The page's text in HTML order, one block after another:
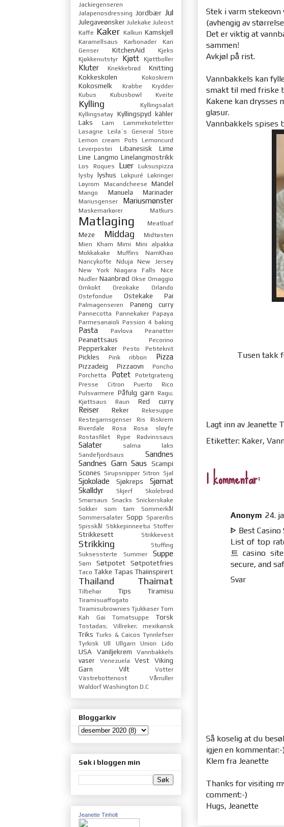
Stek i varm stekeovn
(avhengig av
Det er viktig at
sammen!
Avkjøl på rist.
Vannbakkels kan
smakt til med friske
Kakene kan drysses
glasur.
Vannbakkels spises
Tusen takk
Lagt inn avJeanette
Etiketter: Kaker,
1 kommentar:
Anonym 24.
ᐈ Best Casino
List of top
트 casino
secure, and
Svar
Så koselig at du
igjen en kommentar:-
Klem fra Jeanette
Thanks for visiting
comment:-)
Hugs, Jeanette
Jackiegenseren
Jalapenosdressing
Jordbær Jul
Julegaveønsker Julekake Juleost
Kaffe Kaker Kalkun Kamskjell
Karamellsaus Karbonader
Kari
Genser
KitchenAid
Kjeks
Kjøkkenutstyr
Kjøtt Kjøttboller
Kluter Knekkebrød
Knitting
Kokkeskolen
Kokoskrem
Kokosmelk Krabbe
Krydder
Kubus
Kubusbowl Kveite
Kylling
Kyllingsalat
Kyllingsatay Kyllingspyd kähler
Laks
Lam
Lammekoteletter
Lasagne
Leila´s General Store
Lemon cream Pots
Lemoncurd
Leverpostei
Libanesisk
Lime
Line Langmo Linelangmostrikk
Los Roques Luer
Luksuspizza
lysby lyshus Løkpuré
Løkringer
Løyrom
Macandcheese Mandel
Mango Manuela Marinader
Mariusgenser Mariusmønster
Maskemarkører Matkurs
Matlaging Meatloaf
Meze Middag
Midtøsten
Mien Kham
Mimi
Mini alpakka
Mokkakake
Muffins
NamKhao
Nancykofte
Nduja
New Jersey
New York
Niagara Falls
Nice
Nudler Naanbrød Okse Omaggio
Omkokt
Oreokake
Orlando
Ostefondue
Ostekake Pai
Palmagenseren Paneng curry
Pannecotta Pannekaker Papaya
Parmesanaioli Passion 4 baking
Pasta Pavlova Peanøtter
Peanøttsaus Pecorino
Pepperkaker Pesto Petiteknit
Pickles Pink ribbon Pizza
Pizzadeig Pizzaovn
Poncho
Porchetta
Potet
Potetgrateng
Presse Citron
Puerto Rico
Pulsvarmere Påfulg garn Ragu;
Kjøttsaus
Raun Red curry
Reiser Reker
Rekesuppe
Restegarnsgenser
Ris
Riskrem
Riverdale
Rosa
Rosa sløyfe
Rostasfilet
Rype Rødvinssaus
Salater
salma laks
Sandefjordsaus
Sandnes
Sandnes Garn Saus
Scampi
Scones
Sirupsnipper Sitron Sjal
Sjokolade Sjøkreps
Sjømat
Skalldyr
Skjerf
Skolebrød
Smørsaus
Snacks
Snickerskake
Sokker
som tam
Sommerkål
Sommersalater Sopp
Spareribs
Spisskål
Stikkepinneetui Stoffer
Strikkesett Strikkevest
Strikking
Stuffing
Suksessterte
Summer Suppe
Søm Søtpotet Søtpotetfries
Taco Takke Tapas Thaiinspirert
Thailand Thaimat
Tilbehør Tips Tiramisu
Tiramisuaffogato
Tiramisubrownies Tjukkaser Tom
Kah Gai
Tomatsuppe Torsk
Tostadas; Villreker; mexikansk
Triks Turks & Caicos Tynnlefser
Tyrkisk
Ull Ullgarn Union Lido
USA Vaniljekrem Vannbakkels
vaser Venezuela Vest
Viking
Garn
Vilt
Votter
Västrebottenost
Vårruller
Waldorf Washington D.C
Bloggarkiv
Søk i bloggen min
Jeanette Tinholt